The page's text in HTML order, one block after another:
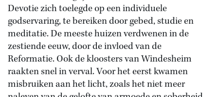
Devotie zich toelegde op een individuele
godservaring, te bereiken door gebed, studie en
meditatie. De meeste huizen verdwenen in de
zestiende eeuw, door de invloed van de
Reformatie. Ook de kloosters van Windesheim
raakten snel in verval. Voor het eerst kwamen
misbruiken aan het licht, zoals het niet meer